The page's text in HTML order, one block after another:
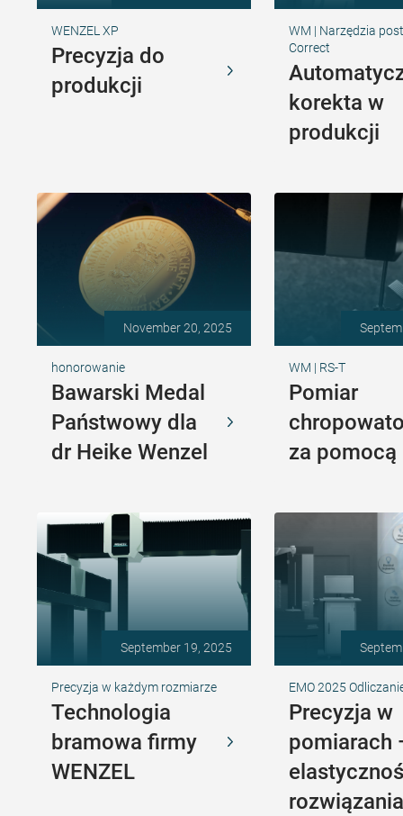
WENZEL XP
Precyzja do
produkcji
WM | Narzędzia
Correct
korekta w
produkcji
November 20, 2025
honorowanie
Bawarski Medal
Państwowy dla
dr Heike Wenzel
WM | RS-T
Pomiar
za pomocą
September 19, 2025
Precyzja w każdym rozmiarze
Technologia
bramowa firmy
WENZEL
EMO 2025
Precyzja w
pomiarach